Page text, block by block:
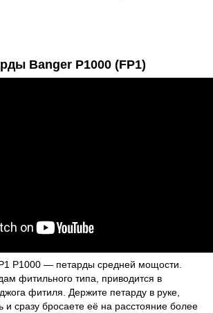
Banger P1000 (FP1)
P1000 ― петарды средней мощости.
фитильного типа, приводится в
фитиля. Держите петарду в руке,
и сразу бросаете её на расстояние более